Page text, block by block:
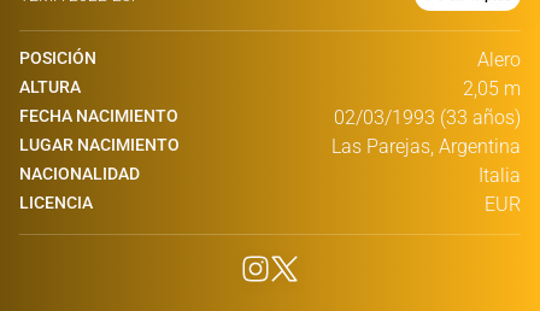
POSICIÓN Alero
ALTURA 2,05 m
FECHA NACIMIENTO 02/03/1993 (33 años)
LUGAR NACIMIENTO Las Parejas, Argentina
NACIONALIDAD Italia
LICENCIA EUR